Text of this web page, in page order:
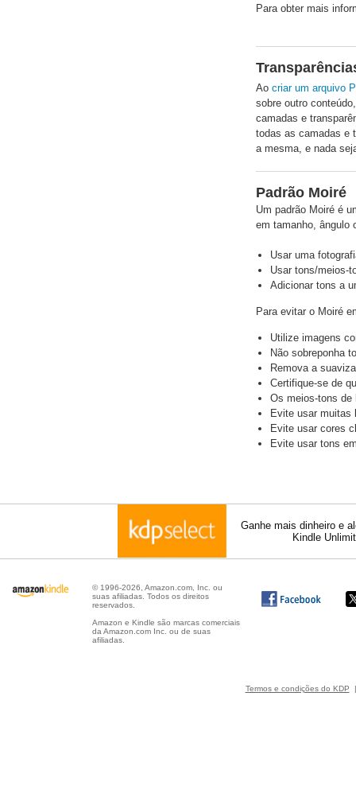
Para obter mais
Ao criar um arquivo
sobre outro
camadas e
todas as camadas e
a mesma, e nada
Padrão Moiré
Um padrão Moiré é
em tamanho, ângulo
Usar uma
Usar tons/meios-
Adicionar tons a
Para evitar o Moiré
Utilize imagens
Não sobreponha
Remova a
Certifique-se de
Os meios-tons de
Evite usar muitas
Evite usar cores
Evite usar tons
Ganhe mais dinheiro e
Kindle
© 1996-2026, Amazon.com, Inc. ou
suas afiliadas. Todos os direitos
reservados.
Amazon e Kindle são marcas comerciais
da Amazon.com Inc. ou de suas
afiliadas.
Termos e condições do KDP